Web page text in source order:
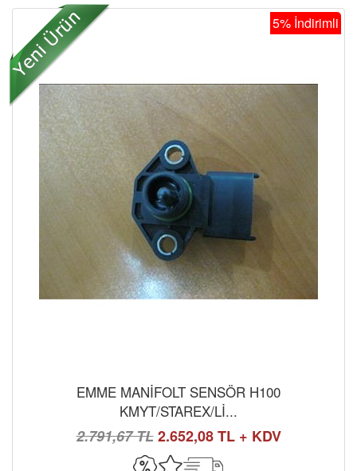
5% İndirimli
EMME MANİFOLT SENSÖR H100
KMYT/STAREX/Lİ...
2.791,67 TL2.652,08 TL + KDV